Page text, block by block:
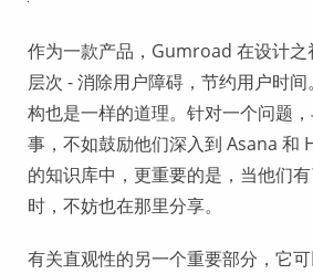
作为一款产品，Gumroad 在设计之
层次 - 消除用户障碍，节约用户时
构也是一样的道理。针对一个问题
事，不如鼓励他们深入到 Asana 和
的知识库中，更重要的是，当他们
时，不妨也在那里分享。
有关直观性的另一个重要部分，它